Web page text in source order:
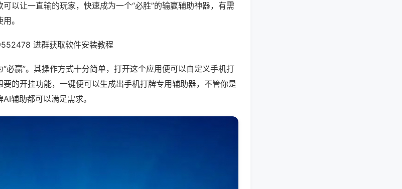
以让一直输的玩家，快速成为一个“必胜”的输赢辅助神器，有需
。
进群获取软件安装教程
必赢”。其操作方式十分简单，打开这个应用便可以自定义手机打
的开挂功能，一键便可以生成出手机打牌专用辅助器，不管你是
辅助都可以满足需求。